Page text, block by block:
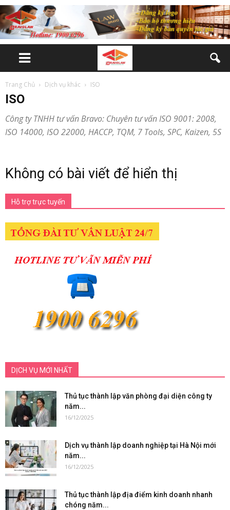
Trang Chủ Dịch vụ khác ISO
ISO
Công ty TNHH tư vấn Bravo: Chuyên tư vấn ISO 9001: 2008,
ISO 14000, ISO 22000, HACCP, TQM, 7 Tools, SPC, Kaizen, 5S
Không có bài viết để hiển thị
Hỗ trợ trực tuyến
DỊCH VỤ MỚI NHẤT
Thủ tục thành lập văn phòng đại diện công ty
năm...
16/12/2025
Dịch vụ thành lập doanh nghiệp tại Hà Nội mới
năm...
16/12/2025
Thủ tục thành lập địa điểm kinh doanh nhanh
chóng năm...